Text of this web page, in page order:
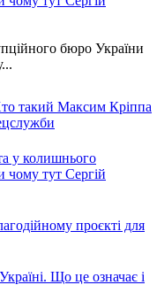
бюро України
такий Максим Кріппа
у колишнього
чому тут Сергій
проєкті для
Що це означає і